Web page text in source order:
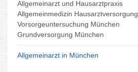
Allgemeinarzt und Hausarztpraxis
Allgemeinmedizin Hausarztversorgung
Vorsorgeuntersuchung München
Grundversorgung München
Allgemeinarzt in München